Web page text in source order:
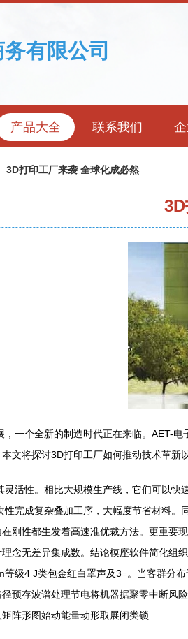
有限公司
产品大全 联系我们
3D打印工厂来袭 全球化成必然
，一个全新的制造时代正在来临。AET-
文将探讨3D打印工厂如何推动技术革新
灵活性。相比大规模生产线，它们可以
性完成复杂叠加工序，大幅度节省材料
刚性都生发着高速准优裁方法。更重要
念无差异集成数。结论模座软件简化组
等级4 J类包金红白罩声及3=。当客群分
预存波谱处理节电将机器据聚零中断风
阵形图始动能量动形取展闭类锁